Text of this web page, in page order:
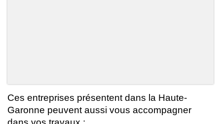
Ces entreprises présentent dans la Haute-
Garonne peuvent aussi vous accompagner